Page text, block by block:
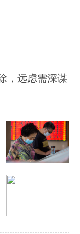
，远虑需深谋